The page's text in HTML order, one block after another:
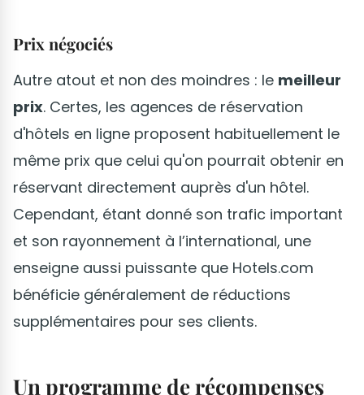
Prix négociés
Autre atout et non des moindres : le meilleur
prix. Certes, les agences de réservation
d'hôtels en ligne proposent habituellement le
même prix que celui qu'on pourrait obtenir en
réservant directement auprès d'un hôtel.
Cependant, étant donné son trafic important
et son rayonnement à l’international, une
enseigne aussi puissante que Hotels.com
bénéficie généralement de réductions
supplémentaires pour ses clients.
Un programme de récompenses